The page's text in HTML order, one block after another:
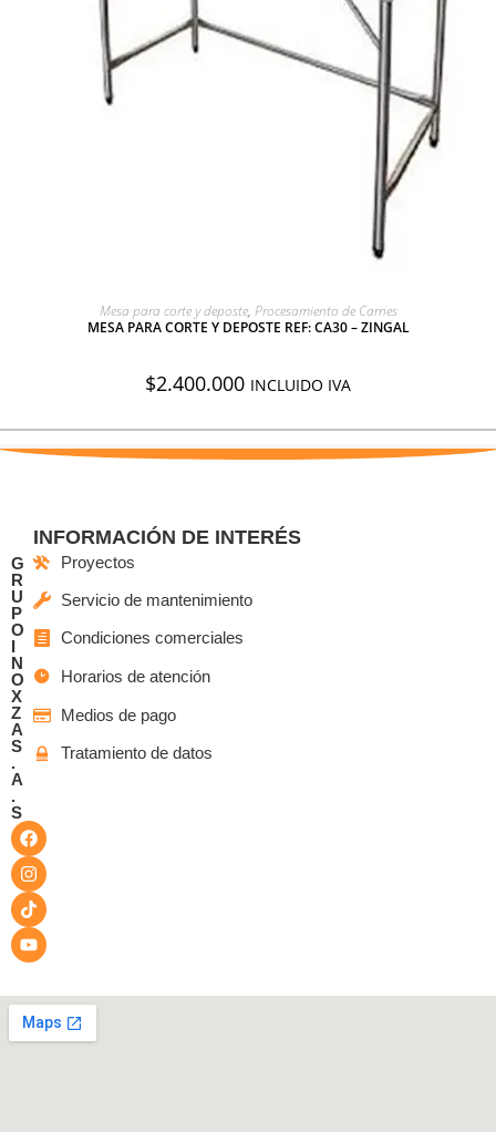
AGREGAR A COTIZACIÓN
Mesa para corte y deposte, Procesamiento de Carnes
MESA PARA CORTE Y DEPOSTE REF: CA30 – ZINGAL
$2.400.000 INCLUIDO IVA
G
R
U
P
O
I
N
O
X
Z
A
S
.
A
.
S
INFORMACIÓN DE INTERÉS
Proyectos
Servicio de mantenimiento
Condiciones comerciales
Horarios de atención
Medios de pago
Tratamiento de datos